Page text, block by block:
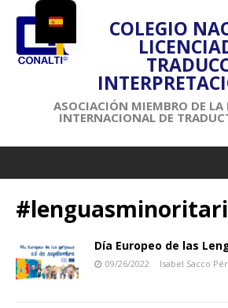
COLEGIO
ASOCIACIÓN MIEMBRO DE LA
INTERNACIONAL DE
Día Europeo de las
09/26/2022 Isabel Sacco